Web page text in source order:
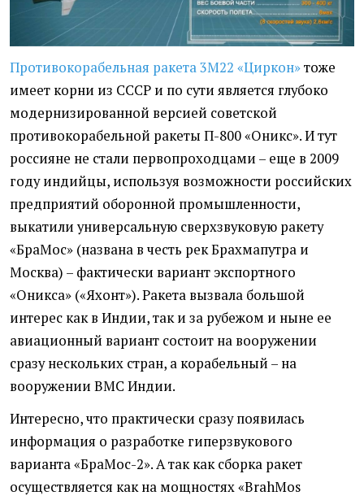
Противокорабельная ракета 3M22 «Циркон»тоже
имеет корни из СССР и по сути является глубоко
модернизированной версией советской
противокорабельной ракеты П-800 «Оникс». И тут
россияне не стали первопроходцами – еще в 2009
году индийцы, используя возможности российских
предприятий оборонной промышленности,
выкатили универсальную сверхзвуковую ракету
«БраМос» (названа в честь рек Брахмапутра и
Москва) – фактически вариант экспортного
«Оникса» («Яхонт»). Ракета вызвала большой
интерес как в Индии, так и за рубежом и ныне ее
авиационный вариант состоит на вооружении
сразу нескольких стран, а корабельный – на
вооружении ВМС Индии.
Интересно, что практически сразу появилась
информация о разработке гиперзвукового
варианта «БраМос-2». А так как сборка ракет
осуществляется как на мощностях «BrahMos